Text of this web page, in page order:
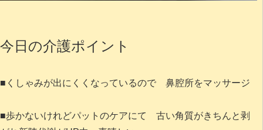
今日の介護ポイント
■くしゃみが出にくくなっているので 鼻腔所をマッサージ
■歩かないけれどパットのケアにて 古い角質がきちんと剥